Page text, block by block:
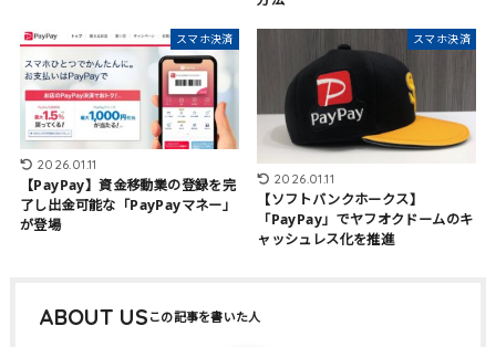
スマホ決済
2026.01.11
【PayPay】資金移動業の登録を完
了し出金可能な「PayPayマネー」
が登場
スマホ決済
2026.01.11
【ソフトバンクホークス】
「PayPay」でヤフオクドームのキ
ャッシュレス化を推進
ABOUT US